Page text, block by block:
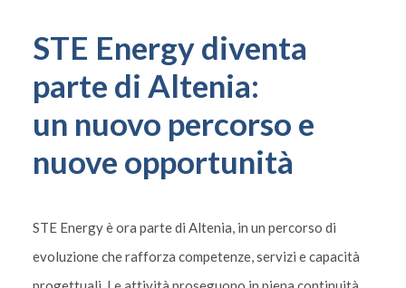
STE Energy diventa
parte di Altenia:
un nuovo percorso e
nuove opportunità
STE Energy è ora parte di Altenia, in un percorso di
evoluzione che rafforza competenze, servizi e capacità